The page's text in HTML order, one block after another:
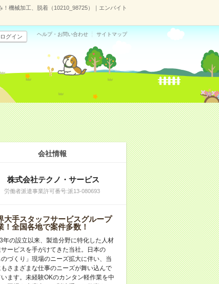
機械加工、脱着（10210_98725）｜エンバイト
ログイン ヘルプ・お問い合わせ サイトマップ
会社情報
株式会社テクノ・サービス
労働者派遣事業許可番号:派13-080693
大手スタッフサービスグループ
！全国各地で案件多数！
年の設立以来、製造分野に特化した人材
ービスを手がけてきた当社。日本の
のづくり」現場のニーズ拡大に伴い、当
さまざまな仕事のニーズが舞い込んで
います。未経験OKのカンタン軽作業を中